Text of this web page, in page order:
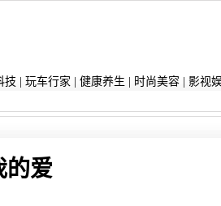
技 玩车行家 健康养生 时尚美容| 影视
的爱